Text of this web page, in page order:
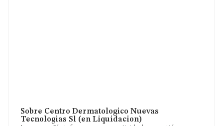
Sobre Centro Dermatologico Nuevas
Tecnologias Sl (en Liquidacion)